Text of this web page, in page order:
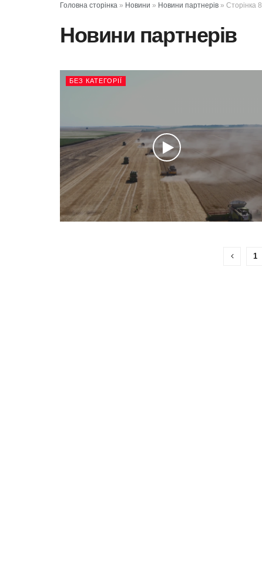
Головна сторінка » Новини » Новини партнерів » Сторінка 8
Новини партнерів
БЕЗ КАТЕГОРІЇ
1